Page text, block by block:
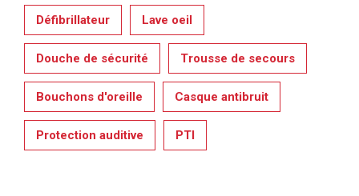
Défibrillateur Lave oeil
Douche de sécurité Trousse de secours
Bouchons d'oreille Casque antibruit
Protection auditive PTI